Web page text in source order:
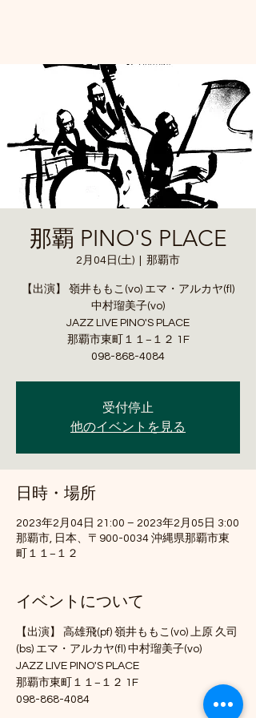
那覇 PINO'S PLACE
2月04日(土) 那覇市
【出演】 嶺井ももこ(vo) エマ・アルカヤ(fl)
中村瑠美子(vo)
JAZZ LIVE PINO'S PLACE
那覇市東町１１−１２ 1F
098-868-4084
受付停止
他のイベントを見る
日時・場所
2023年2月04日 21:00 – 2023年2月05日 3:00
那覇市, 日本、〒900-0034 沖縄県那覇市東
町１１−１２
イベントについて
【出演】 高雄飛(pf) 嶺井ももこ(vo) 上原 久司
(bs) エマ・アルカヤ(fl) 中村瑠美子(vo)
JAZZ LIVE PINO'S PLACE
那覇市東町１１−１２ 1F
098-868-4084